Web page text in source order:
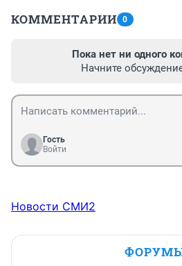
КОММЕНТАРИИ 0
Пока нет ни одного
Начните
Гость
Войти
Новости СМИ2